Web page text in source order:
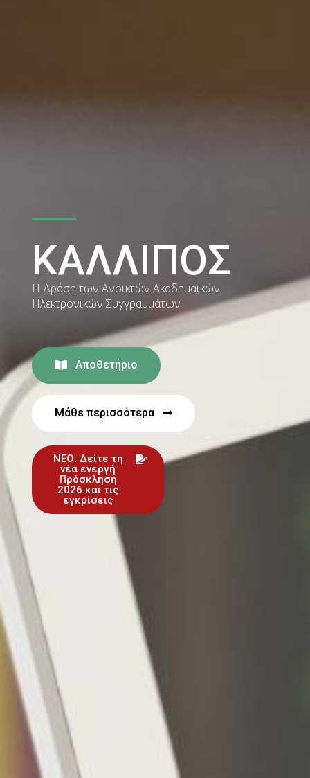
ΚΑΛΛΙΠΟΣ
Η Δράση των Ανοικτών Ακαδημαϊκών
Ηλεκτρονικών Συγγραμμάτων
Αποθετήριο
Μάθε περισσότερα
ΝΕΟ: Δείτε τη
νέα ενεργή
Πρόσκληση
2026 και τις
εγκρίσεις